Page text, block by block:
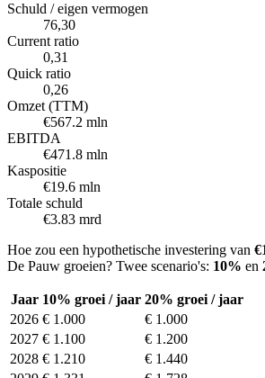
Schuld / eigen vermogen
76,30
Current ratio
0,31
Quick ratio
0,26
Omzet (TTM)
€567.2 mln
EBITDA
€471.8 mln
Kaspositie
€19.6 mln
Totale schuld
€3.83 mrd
Hoe zou een hypothetische investering van
De Pauw groeien? Twee scenario's: 10% en
Jaar 10% groei / jaar 20% groei / jaar
2026 € 1.000
€ 1.000
2027 € 1.100
€ 1.200
2028 € 1.210
€ 1.440